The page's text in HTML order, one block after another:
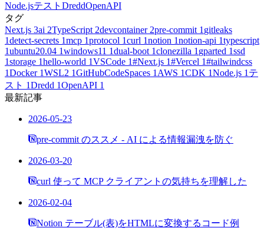
Node.jsテスト DreddOpenAPI
タグ
Next.js 3ai 2TypeScript 2devcontainer 2pre-commit 1 gitleaks
1detect-secrets 1mcp 1protocol 1curl 1notion 1notion-api 1typescript
1ubuntu20.04 1windows11 1dual-boot 1clonezilla 1 gparted 1ssd
1storage 1hello-world 1VSCode 1#Next.js 1#Vercel 1#tailwindcss
1Docker 1WSL2 1GitHubCodeSpaces 1 AWS 1CDK 1Node.js 1 テ
スト 1Dredd 1OpenAPI 1
最新記事
2026-05-23
pre-commit のススメ - AI による情報漏洩を防ぐ
2026-03-20
curl 使って MCP クライアントの気持ちを理解した
2026-02-04
Notion テーブル(表)をHTMLに変換するコード例